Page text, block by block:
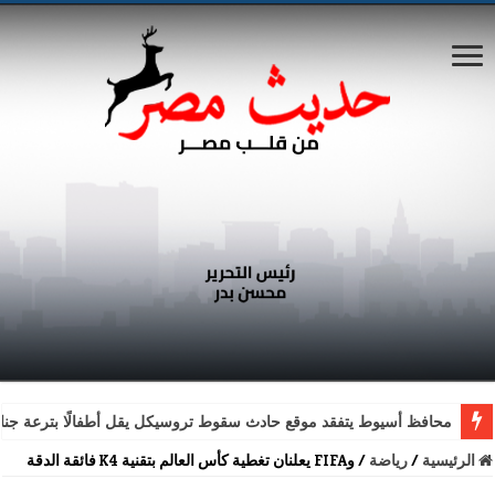
محافظ أسيوط يتفقد موقع حادث سقوط تروسيكل يقل أطفالًا بترعة
الرئيسية /رياضة /وFIFA يعلنان تغطية كأس العالم بتقنية K4 فائقة الدقة